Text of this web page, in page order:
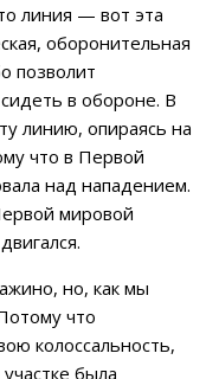
линия — вот эта
оборонительная
позволит
в обороне. В
линию, опираясь на
что в Первой
над нападением.
мировой
но, как мы
что
колоссальность,
была